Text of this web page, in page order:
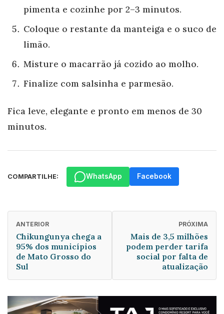
pimenta e cozinhe por 2–3 minutos.
Coloque o restante da manteiga e o suco de
limão.
Misture o macarrão já cozido ao molho.
Finalize com salsinha e parmesão.
Fica leve, elegante e pronto em menos de 30
minutos.
COMPARTILHE: WhatsApp Facebook
ANTERIOR
Chikungunya chega a
95% dos municípios
de Mato Grosso do
Sul
PRÓXIMA
Mais de 3,5 milhões
podem perder tarifa
social por falta de
atualização